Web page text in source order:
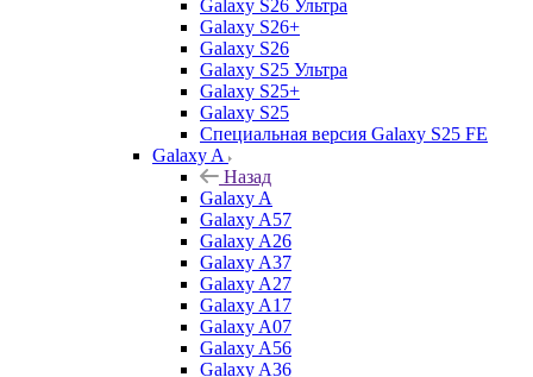
Galaxy S26 Ультра
Galaxy S26+
Galaxy S26
Galaxy S25 Ультра
Galaxy S25+
Galaxy S25
Специальная версия Galaxy S25 FE
Galaxy A
Назад
Galaxy A
Galaxy A57
Galaxy A26
Galaxy A37
Galaxy A27
Galaxy A17
Galaxy A07
Galaxy A56
Galaxy A36